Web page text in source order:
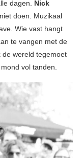
dagen.
Nick
doen. Muzikaal
Wie vast hangt
te vangen met de
de wereld tegemoet
vol tanden.